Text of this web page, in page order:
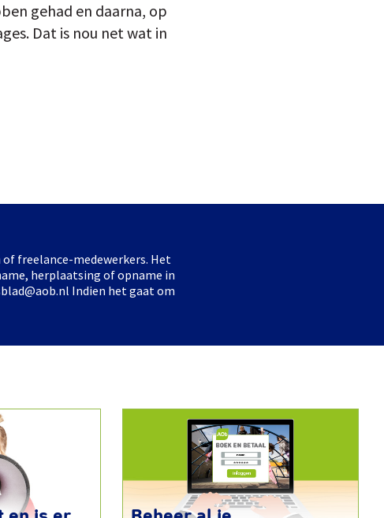
gehad en daarna, op
Dat is nou net wat in
freelance-medewerkers. Het
herplaatsing of opname in
Indien het gaat om